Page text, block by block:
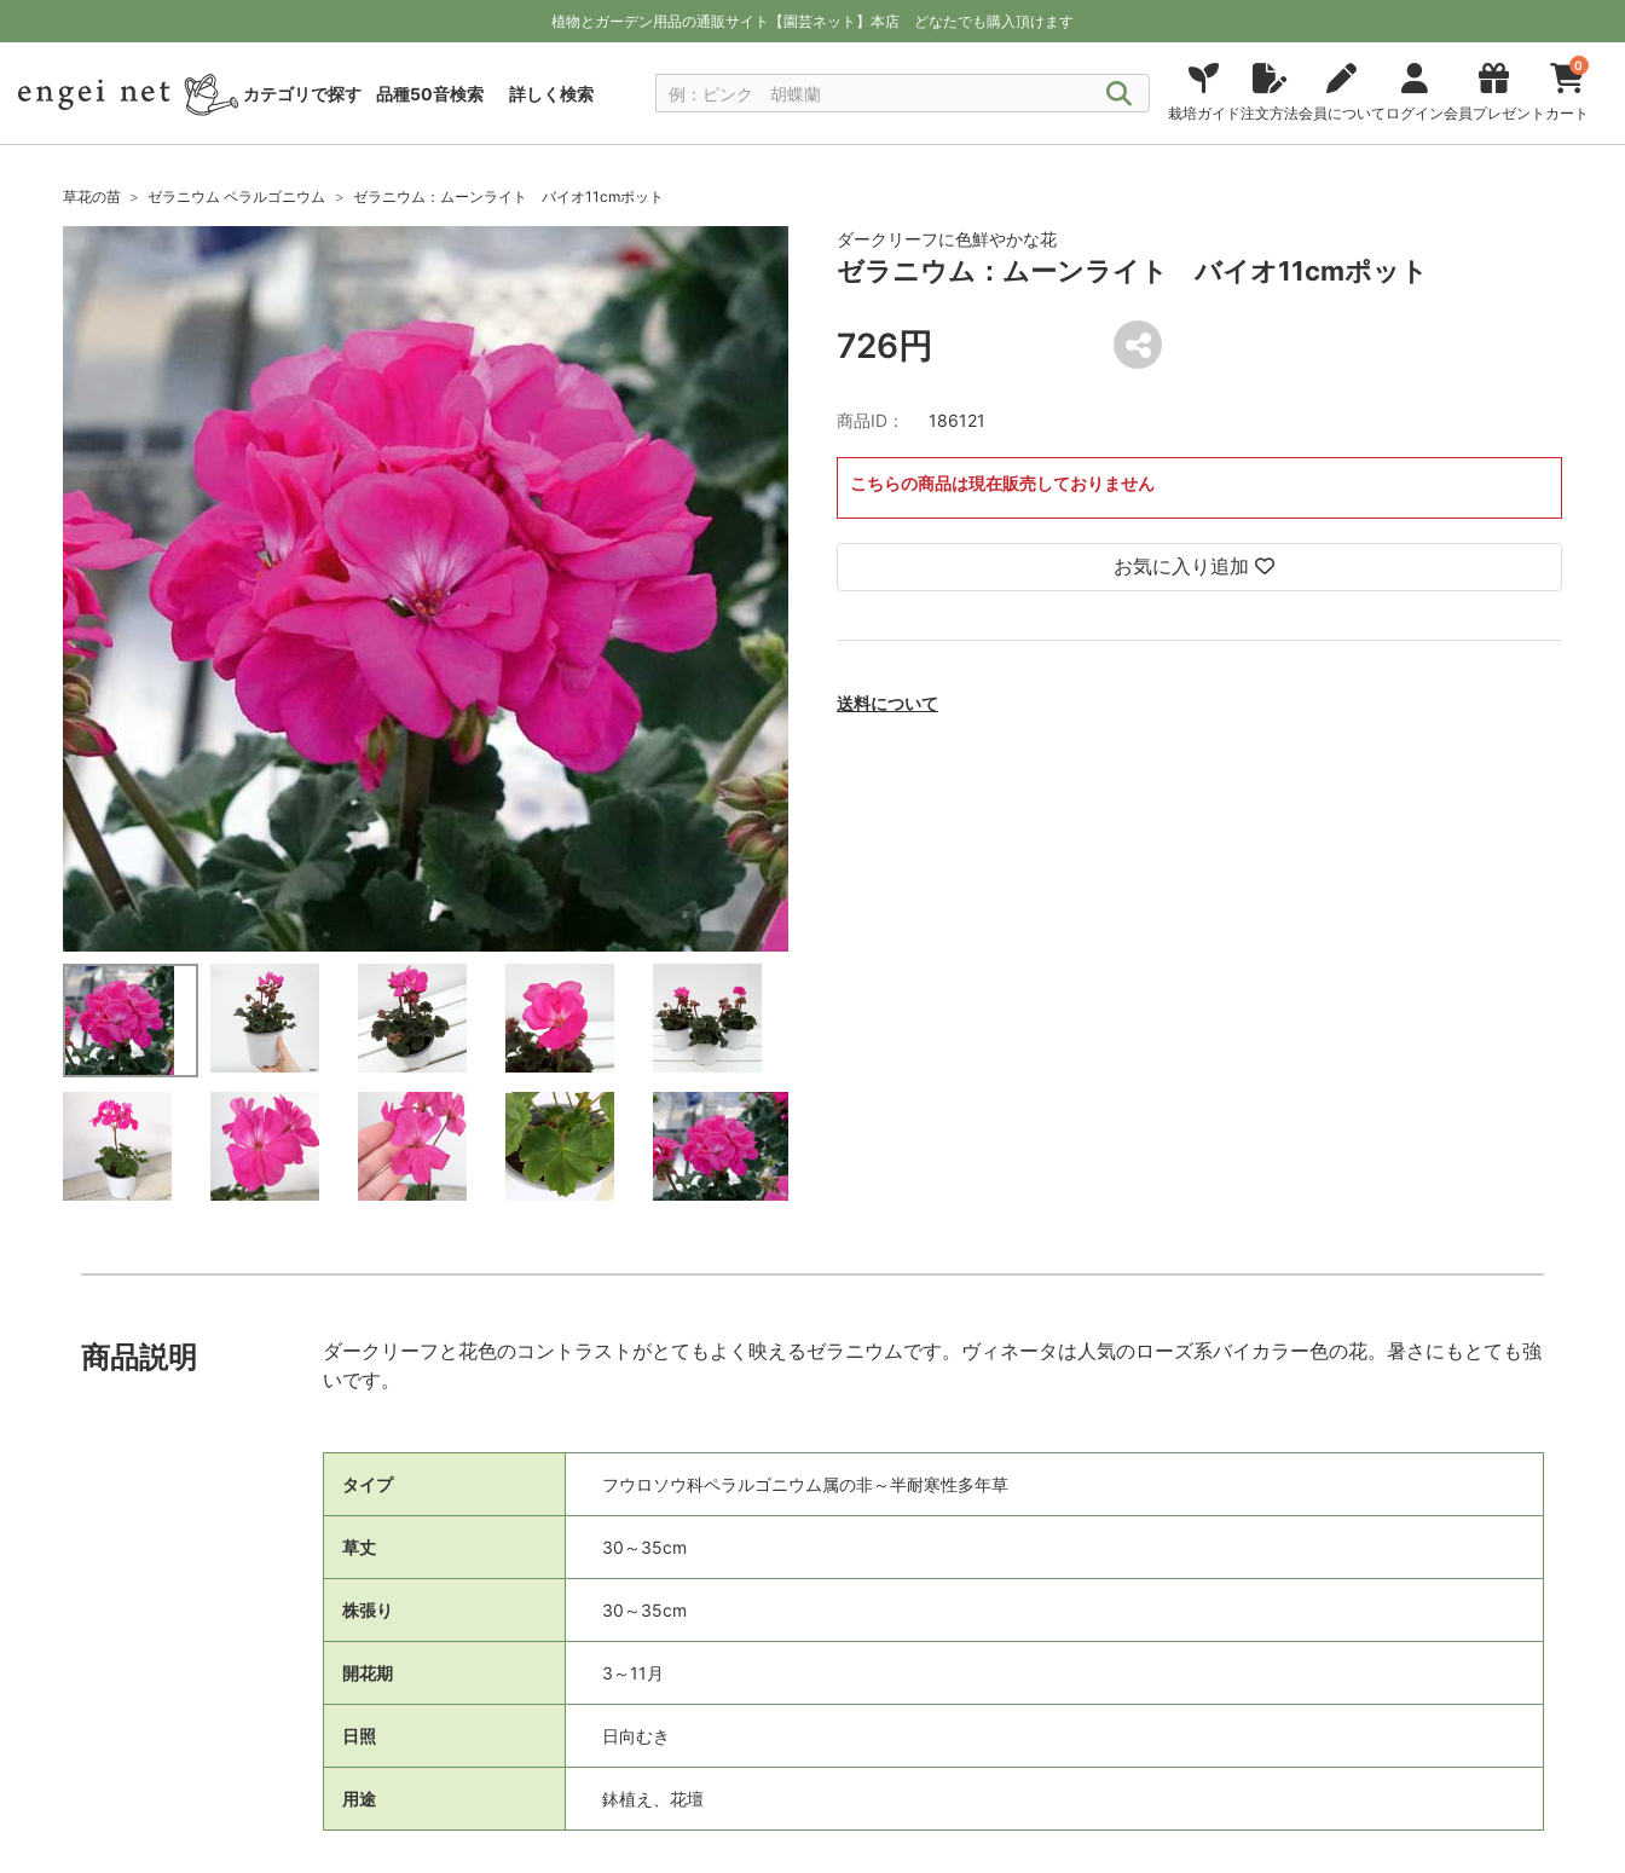
植物とガーデン用品の通販サイト【園芸ネット】本店 どなたでも購入頂けます
カテゴリで探す 品種50音検索 詳しく検索
栽培ガイド注文方法会員について ログイン会員プレゼント
0
カート
草花の苗 ゼラニウム ペラルゴニウム ゼラニウム：ムーンライト バイオ11cmポット
ダークリーフに色鮮やかな花
ゼラニウム：ムーンライト バイオ11cmポット
726円
商品ID： 186121
こちらの商品は現在販売しておりません
お気に入り追加
送料について
商品説明
ダークリーフと花色のコントラストがとてもよく映えるゼラニウムです。ヴィネータは人気のローズ系バイカラー色の花。暑さにもとても強
いです。
タイプ フウロソウ科ペラルゴニウム属の非～半耐寒性多年草
草丈 30～35cm
株張り 30～35cm
開花期 3～11月
日照 日向むき
用途 鉢植え、花壇